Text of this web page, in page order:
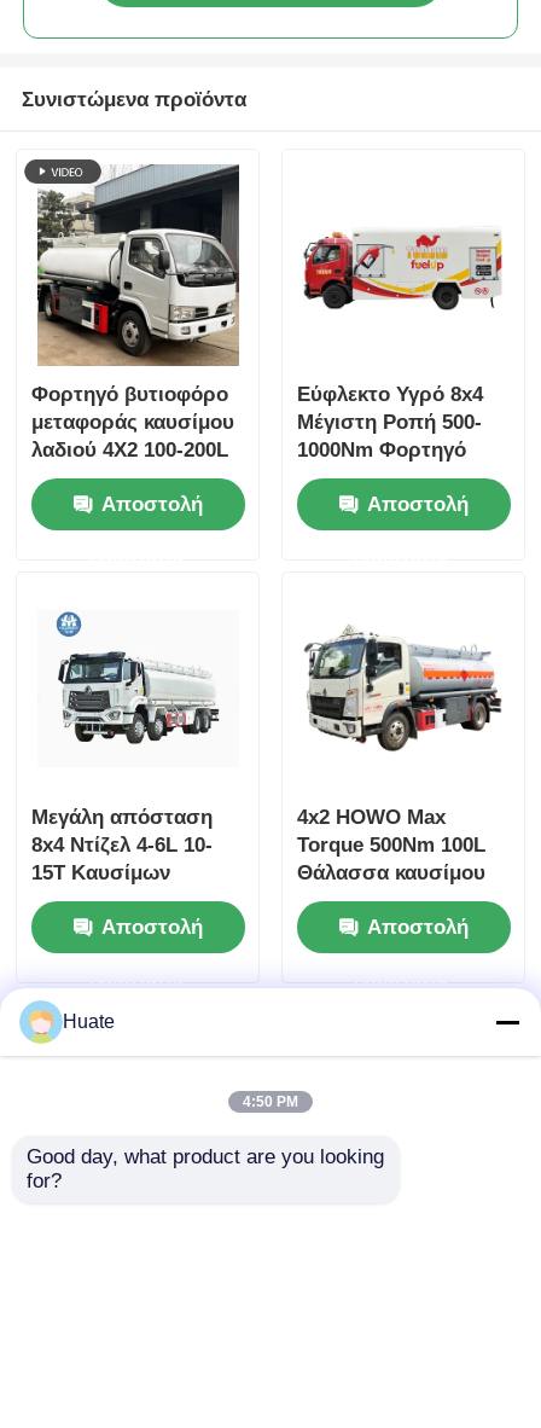
Συνιστώμενα προϊόντα
Φορτηγό βυτιοφόρο
μεταφοράς καυσίμου
λαδιού 4X2 100-200L
Μέγιστη ροπή 500Nm
4-6L 5-10TΑποστολή
Εύφλεκτο Υγρό 8x4
Μέγιστη Ροπή 500-
1000Nm Φορτηγό
Βυτιοφόρο Καυσίμου
Μεταφορικό Όχημα
Αποστολή
Μεγάλη απόσταση
8x4 Ντίζελ 4-6L 10-
15T Καυσίμων
πετρελαίου Τάνκερ
φορτηγό Φορτηγό
μεταφοράς
εμπορευμάτων
Αποστολή
ερώτησης
4x2 HOWO Max
Torque 500Nm 100L
Θάλασσα καυσίμου
Θάλασσα καυσίμου
Θάλασσα καυσίμου
Φορτηγό Μεταφορέα
Αποστολή
ερώτησης
Huate
4:50 PM
Good day, what product are you looking
for?